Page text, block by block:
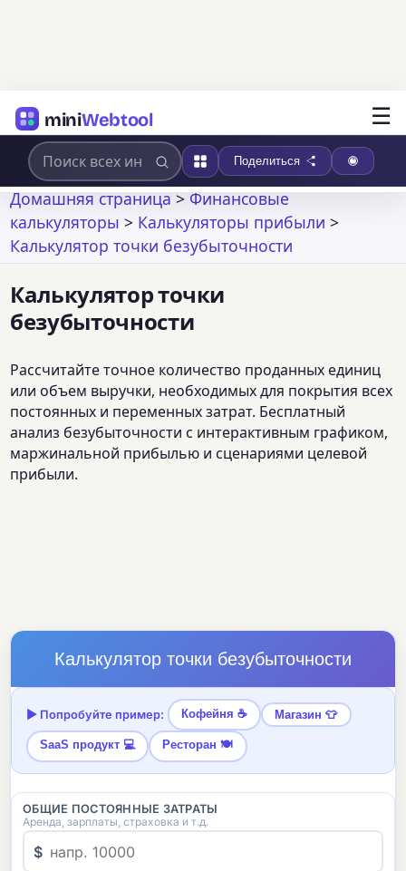
miniWebtool ☰
Поделиться
Домашняя страница>Финансовые
калькуляторы > Калькуляторы прибыли >
Калькулятор точки безубыточности
Калькулятор точки
безубыточности
Рассчитайте точное количество проданных единиц
или объем выручки, необходимых для покрытия всех
постоянных и переменных затрат. Бесплатный
анализ безубыточности с интерактивным графиком,
маржинальной прибылью и сценариями целевой
прибыли.
Калькулятор точки безубыточности
▶ Попробуйте пример: Кофейня ☕ Магазин 👕
SaaS продукт 💻 Ресторан 🍽
ОБЩИЕ ПОСТОЯННЫЕ ЗАТРАТЫ
Аренда, зарплаты, страховка и т.д.
$